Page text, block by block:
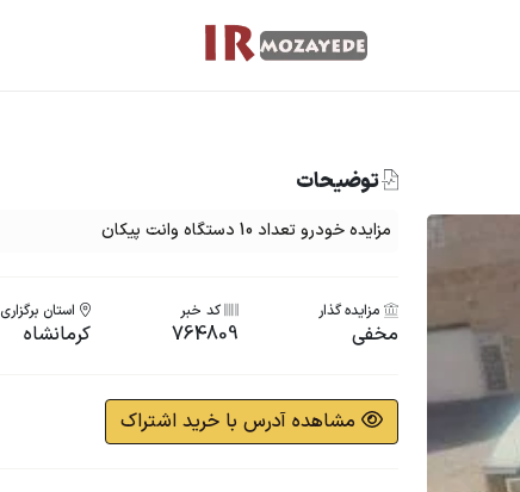
توضیحات
مزایده خودرو تعداد 10 دستگاه وانت پیکان
مزایده گذار
مخفی
کد خبر
764809
استان برگزاری
کرمانشاه
مشاهده آدرس با خرید اشتراک